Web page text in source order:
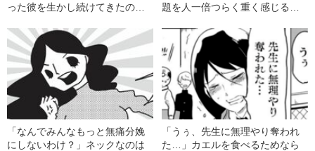
った彼を生かし続けてきたの
題を人一倍つらく重く感じる理
「なんでみんなもっと無痛分娩
にしないわけ？」ネックなのは
「うぅ、先生に無理やり奪われ
た…」カエルを食べるためなら